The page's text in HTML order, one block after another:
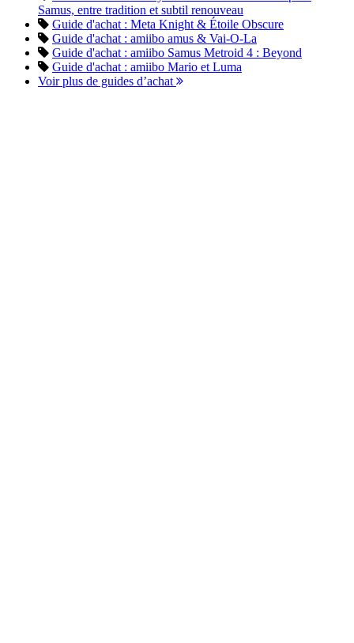
Samus, entre tradition et subtil renouveau
Guide d'achat : Meta Knight & Étoile Obscure
Guide d'achat : amiibo amus & Vai-O-La
Guide d'achat : amiibo Samus Metroid 4 : Beyond
Guide d'achat : amiibo Mario et Luma
Voir plus de guides d’achat